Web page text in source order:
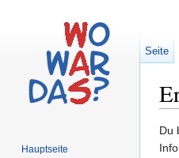
Du
Seite
Hauptseite